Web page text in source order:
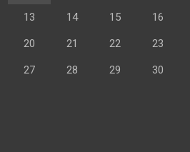
13 14 15 16
20 21 22 23
27 28 29 30